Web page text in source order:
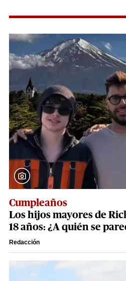
Cumpleaños
Los hijos mayores de
18 años: ¿A quién se
Redacción